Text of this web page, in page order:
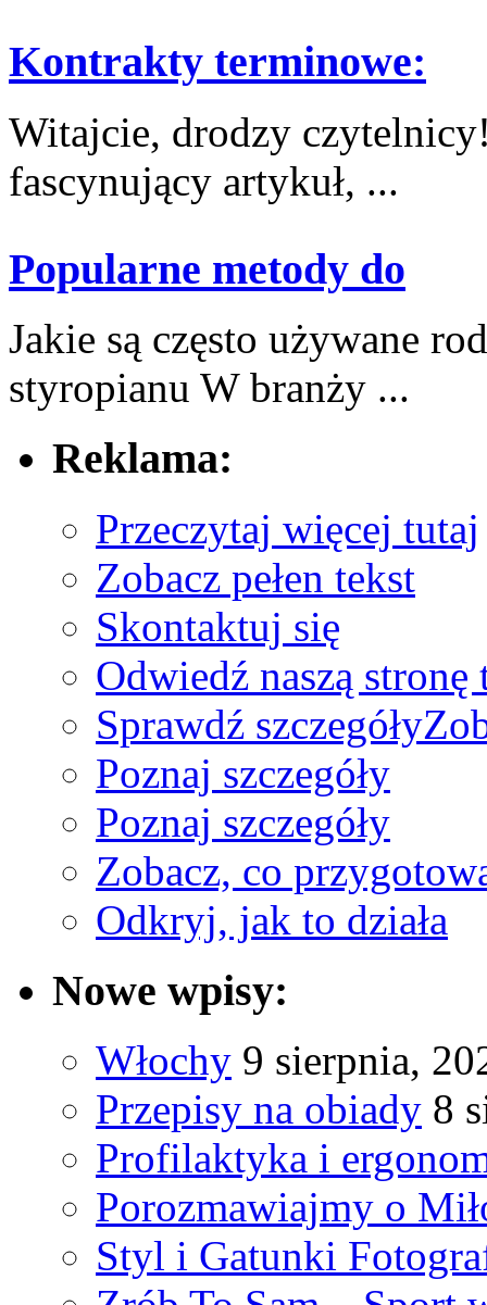
Kontrakty terminowe:
Witajcie,‌ drodzy
fascynujący artykuł, ...
Popularne metody do
Jakie są często używane
styropianu W branży ...
Reklama:
Przeczytaj więcej tutaj
Zobacz pełen tekst
Skontaktuj się
Odwiedź naszą stronę
Sprawdź szczegóły
Poznaj szczegóły
Poznaj szczegóły
Zobacz, co
Odkryj, jak to działa
Nowe wpisy:
Włochy 9 sierpnia,
Przepisy na obiady 8
Profilaktyka i
Porozmawiajmy o
Styl i Gatunki